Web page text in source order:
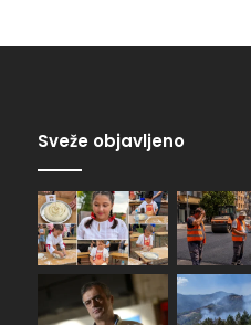
Sveže objavljeno